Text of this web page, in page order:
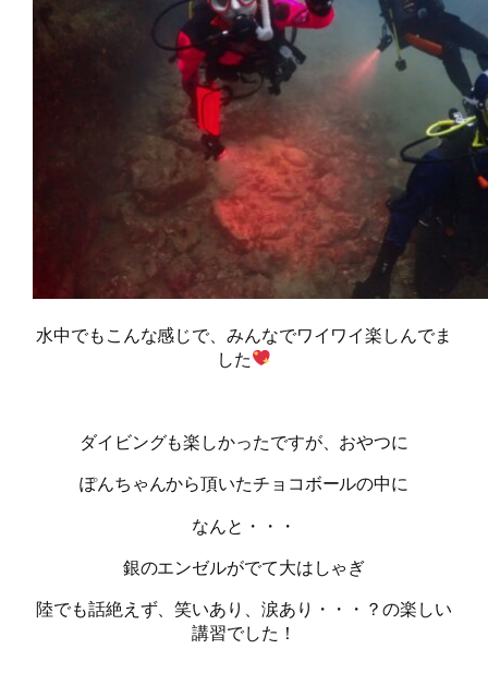
水中でもこんな感じで、みんなでワイワイ楽しんでま
した
ダイビングも楽しかったですが、おやつに
ぽんちゃんから頂いたチョコボールの中に
なんと・・・
銀のエンゼルがでて大はしゃぎ
陸でも話絶えず、笑いあり、涙あり・・・？の楽しい
講習でした！